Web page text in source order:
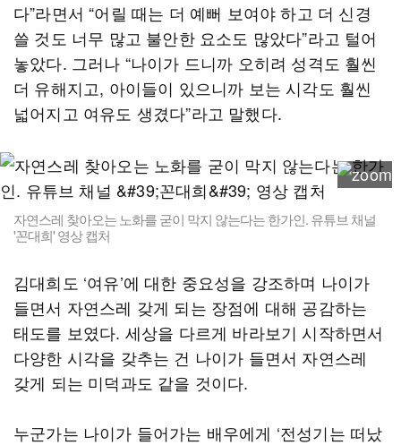
다”라면서 “어릴 때는 더 예뻐 보여야 하고 더 신경
쓸 것도 너무 많고 불안한 요소도 많았다”라고 털어
놓았다. 그러나 “나이가 드니까 오히려 성격도 훨씬
더 유해지고, 아이들이 있으니까 보는 시각도 훨씬
넓어지고 여유도 생겼다”라고 말했다.
자연스레 찾아오는 노화를 굳이 막지 않는다는 한가인. 유튜브 채널
'꼰대희' 영상 캡처
김대희도 ‘여유’에 대한 중요성을 강조하며 나이가
들면서 자연스레 갖게 되는 장점에 대해 공감하는
태도를 보였다. 세상을 다르게 바라보기 시작하면서
다양한 시각을 갖추는 건 나이가 들면서 자연스레
갖게 되는 미덕과도 같을 것이다.
누군가는 나이가 들어가는 배우에게 ‘전성기는 떠났